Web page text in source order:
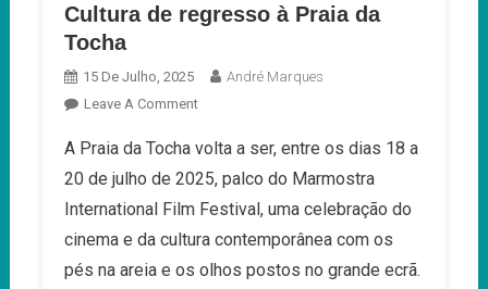
Cultura de regresso à Praia da
Tocha
15 De Julho, 2025
André Marques
Leave A CommentOn
International
Film
Festival
Música
A Praia da Tocha volta a ser, entre os dias 18 a
20 de julho de 2025, palco do Marmostra
International Film Festival, uma celebração do
cinema e da cultura contemporânea com os
pés na areia e os olhos postos no grande ecrã.